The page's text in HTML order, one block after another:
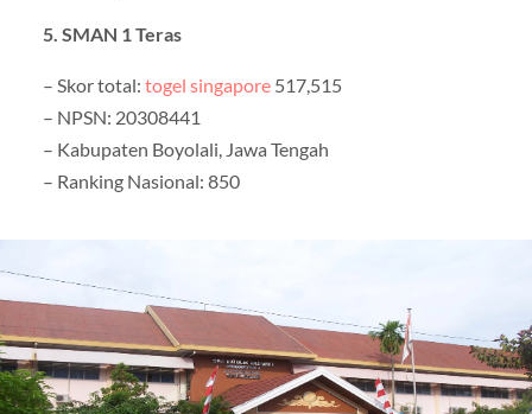
5. SMAN 1 Teras
– Skor total: togel singapore517,515
– NPSN: 20308441
– Kabupaten Boyolali, Jawa Tengah
– Ranking Nasional: 850